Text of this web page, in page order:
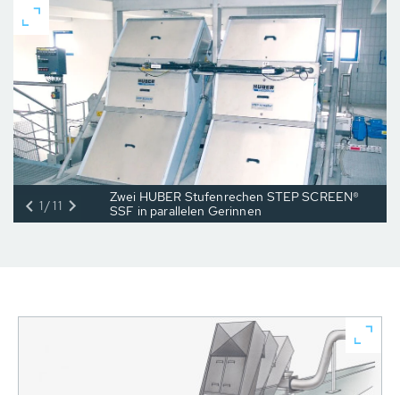
Zwei HUBER Stufenrechen STEP SCREEN®
SSF in parallelen Gerinnen
1/11